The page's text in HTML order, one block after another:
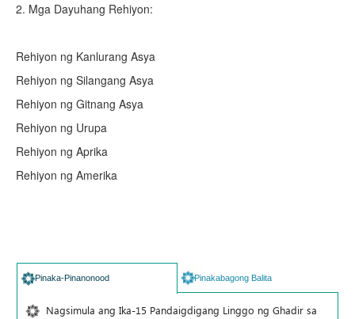
2. Mga Dayuhang Rehiyon:
Rehiyon ng Kanlurang Asya
Rehiyon ng Silangang Asya
Rehiyon ng Gitnang Asya
Rehiyon ng Urupa
Rehiyon ng Aprika
Rehiyon ng Amerika
Pinaka-Pinanonood Pinakabagong Balita
Nagsimula ang Ika-15 Pandaigdigang Linggo ng Ghadir sa